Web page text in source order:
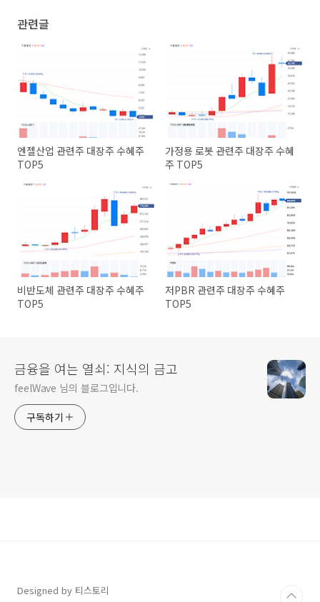
관련글
엔젤산업 관련주 대장주 수혜주
TOP5
가정용 로봇 관련주 대장주 수혜
주 TOP5
비반도체 관련주 대장주 수혜주
TOP5
저PBR 관련주 대장주 수혜주
TOP5
금융을 여는 열쇠: 지식의 금고
feelWave 님의 블로그입니다.
구독하기
Designed by 티스토리